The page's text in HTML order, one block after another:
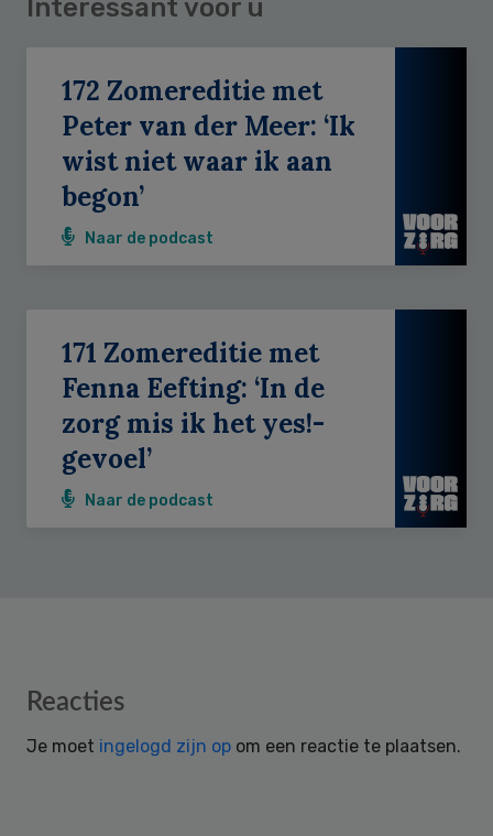
Interessant voor u
172 Zomereditie met
Peter van der Meer: ‘Ik
wist niet waar ik aan
begon’
Naar de podcast
171 Zomereditie met
Fenna Eefting: ‘In de
zorg mis ik het yes!-
gevoel’
Naar de podcast
Reader
Reacties
Je moet ingelogd zijn op om een reactie te plaatsen.